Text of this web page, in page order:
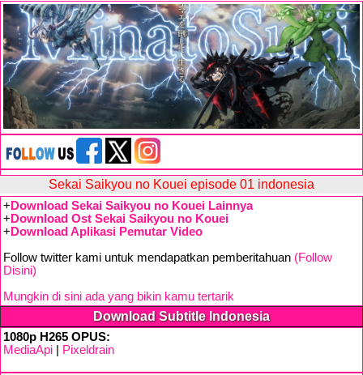
Sekai Saikyou no Kouei episode 01 indonesia
+ Download Sekai Saikyou no Kouei Lainnya
+ Download Ost Sekai Saikyou no Kouei
+ Download Aplikasi Pemutar Video
Follow twitter kami untuk mendapatkan pemberitahuan (Follow
Disini)
Mungkin di sini ada yang bikin kamu tertarik
Download Subtitle Indonesia
1080p H265 OPUS:
MediaApi
Pixeldrain